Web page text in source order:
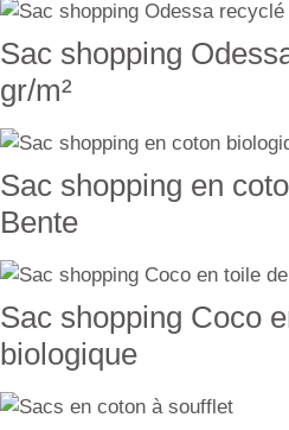
Sac shopping
gr/m²
Sac shopping en
Bente
Sac shopping Coco
biologique